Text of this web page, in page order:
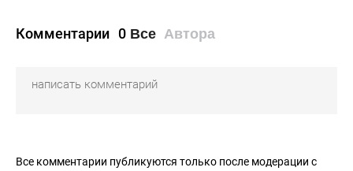
Комментарии 0 Все Автора
Все комментарии публикуются только после модерации с